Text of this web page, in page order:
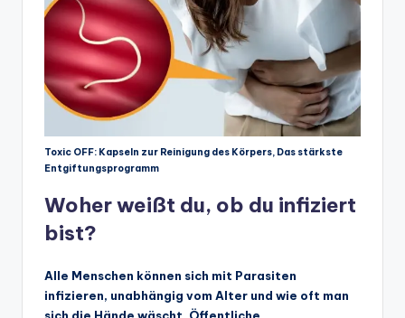
Toxic OFF: Kapseln zur Reinigung des Körpers, Das stärkste
Entgiftungsprogramm
Woher weißt du, ob du infiziert
bist?
Alle Menschen können sich mit Parasiten
infizieren, unabhängig vom Alter und wie oft man